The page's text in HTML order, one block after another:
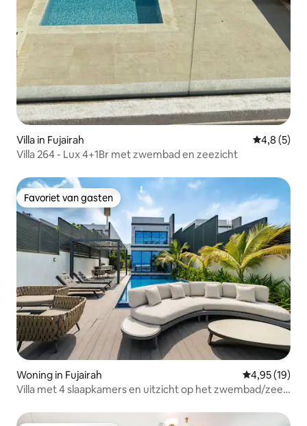
Villa in Fujairah
4,8 (5)
Villa 264 - Lux 4+1Br met zwembad en zeezicht
Favoriet van gasten
Favoriet van gasten
Woning in Fujairah Gemiddelde
4,95 (19)
Villa met 4 slaapkamers en uitzicht op het zwembad/zee